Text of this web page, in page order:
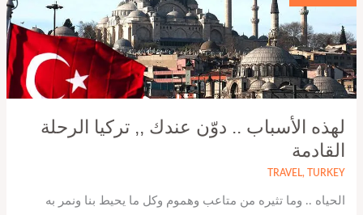
لهذه الأسباب .. دوّن عندك ,, تركيا الرحلة
القادمة
TRAVEL, TURKEY
الحياه .. وما تثيره من متاعب وهموم وكل ما يحيط بنا ونمر به
عندك
,,
تركيا
الرحلة
القادمة